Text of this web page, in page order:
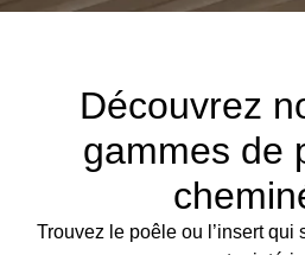
Découvrez
gammes de
Trouvez le poêle ou l’insert qui